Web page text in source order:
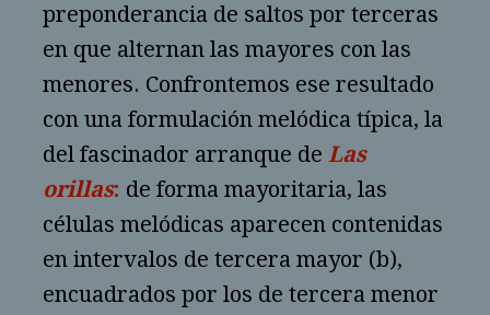
preponderancia de saltos por terceras
en que alternan las mayores con las
menores. Confrontemos ese resultado
con una formulación melódica típica, la
del fascinador arranque de Las
orillas: de forma mayoritaria, las
células melódicas aparecen contenidas
en intervalos de tercera mayor (b),
encuadrados por los de tercera menor